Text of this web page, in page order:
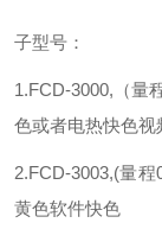
子型号：
1.FCD-3000,（量
色或者电热快色视
2.FCD-3003,(量程
黄色软件快色